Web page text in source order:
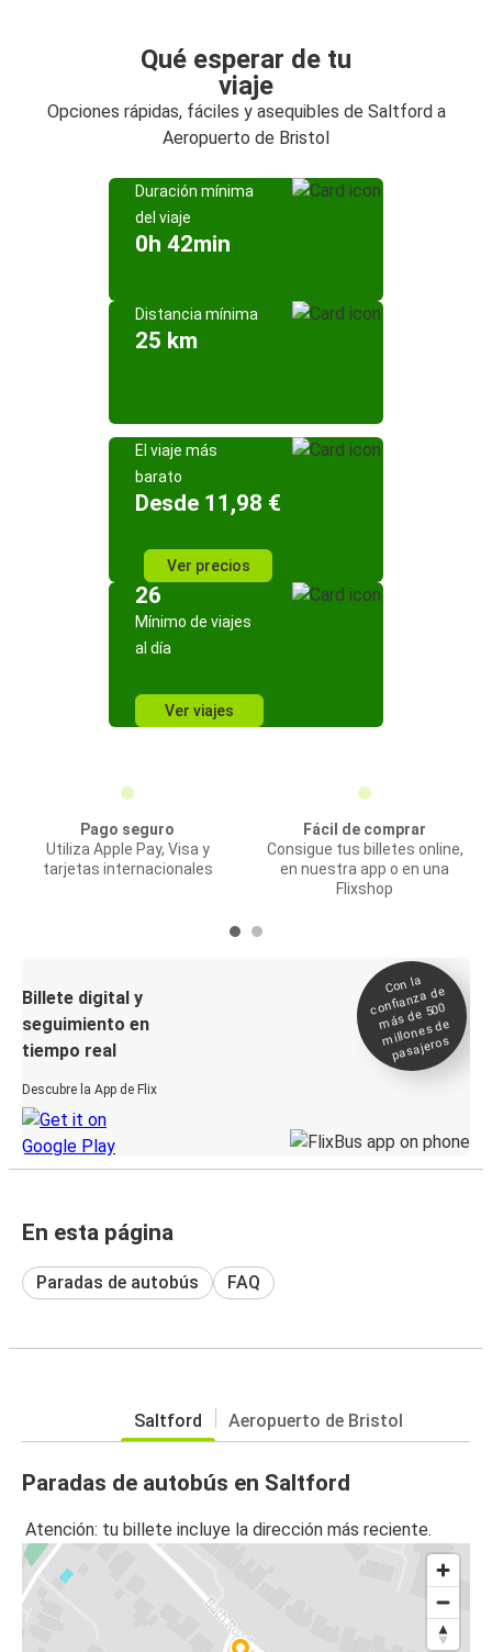
Qué esperar de tu
viaje
Opciones rápidas, fáciles y asequibles de Saltford a
Aeropuerto de Bristol
Duración mínima
del viaje
0h 42min
Distancia mínima
25 km
El viaje más
barato
Desde 11,98 €
Ver precios
26
Mínimo de viajes
al día
Ver viajes
Pago seguro
Utiliza Apple Pay, Visa y
tarjetas internacionales
Fácil de comprar
Consigue tus billetes online,
en nuestra app o en una
Flixshop
Billete digital y
seguimiento en
tiempo real
Descubre la App de Flix
Con la
confianza de
más de 500
millones de
pasajeros
En esta página
Paradas de autobús FAQ
Saltford Aeropuerto de Bristol
Paradas de autobús en Saltford
Atención: tu billete incluye la dirección más reciente.